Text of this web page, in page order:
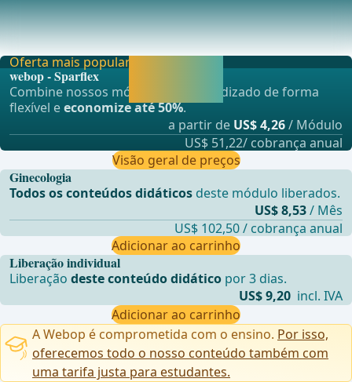
Infertilidade:Nenhuma possibilidade de gravidez natural
devido &#xE0; remo&#xE7;&#xE3;o das trompas
Liberação individual
Liberaçãodeste conteúdo didático por 3 dias.
US$ 9,20 incl. IVA
Adicionar ao carrinho
Oferta mais popular
webop - Sparflex
Combine nossos módulos de aprendizado de forma
flexível eeconomize até 50%.
a partir de US$ 4,26/ Módulo
US$ 51,22/ cobrança anual
Visão geral de preços
Ginecologia
Todos os conteúdos didáticos deste módulo liberados.
US$ 8,53/ Mês
US$ 102,50 / cobrança anual
Adicionar ao carrinho
A Webop é comprometida com o ensino. Por isso,
oferecemos todo o nosso conteúdo também com
uma tarifa justa para estudantes.